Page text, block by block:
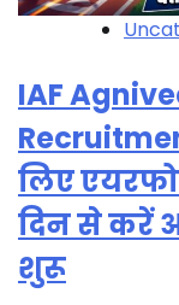
IAF
लिए
दिन से करें
शुरू